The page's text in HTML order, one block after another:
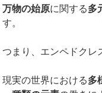
万物の始原に関する多
す。
つまり、エンペドクレ
現実の世界における多